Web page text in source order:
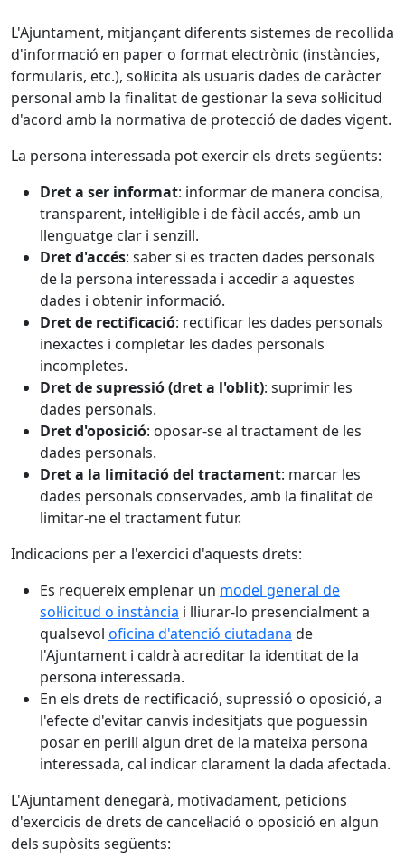
L'Ajuntament, mitjançant diferents sistemes de recollida
d'informació en paper o format electrònic (instàncies,
formularis, etc.), sol·licita als usuaris dades de caràcter
personal amb la finalitat de gestionar la seva sol·licitud
d'acord amb la normativa de protecció de dades vigent.
La persona interessada pot exercir els drets següents:
Dret a ser informat: informar de manera concisa,
transparent, intel·ligible i de fàcil accés, amb un
llenguatge clar i senzill.
Dret d'accés: saber si es tracten dades personals
de la persona interessada i accedir a aquestes
dades i obtenir informació.
Dret de rectificació: rectificar les dades personals
inexactes i completar les dades personals
incompletes.
Dret de supressió (dret a l'oblit): suprimir les
dades personals.
Dret d'oposició: oposar-se al tractament de les
dades personals.
Dret a la limitació del tractament: marcar les
dades personals conservades, amb la finalitat de
limitar-ne el tractament futur.
Indicacions per a l'exercici d'aquests drets:
Es requereix emplenar un model general de
sol·licitud o instància i lliurar-lo presencialment a
qualsevol oficina d'atenció ciutadana de
l'Ajuntament i caldrà acreditar la identitat de la
persona interessada.
En els drets de rectificació, supressió o oposició, a
l'efecte d'evitar canvis indesitjats que poguessin
posar en perill algun dret de la mateixa persona
interessada, cal indicar clarament la dada afectada.
L'Ajuntament denegarà, motivadament, peticions
d'exercicis de drets de cancel·lació o oposició en algun
dels supòsits següents: